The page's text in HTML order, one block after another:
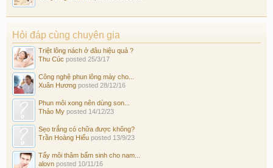
Hỏi đáp cùng chuyên gia
Triệt lông nách ở đâu hiệu quả ?
Thu Cúc posted 25/3/17
Công nghệ phun lông mày cho...
Xuân Hương posted 28/12/16
Phun môi xong nên dùng son...
Thảo My posted 14/12/23
Sẹo trắng có chữa được không?
Trần Hoàng Hiếu posted 13/9/23
Tẩy môi thâm bẩm sinh cho nam...
alovn posted 10/11/16